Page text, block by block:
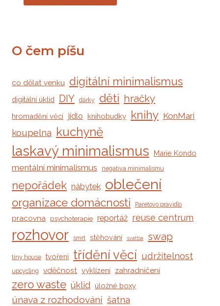
O čem píšu
co dělat venku digitální minimalismus
digitální úklid DIY dárky děti hračky
hromadění věcí jídlo knihobudky knihy KonMari
koupelna kuchyně
laskavý minimalismus Marie Kondo
mentální minimalismus negativa minimalismu
nepořádek nábytek oblečení
organizace domácnosti Paretovo pravidlo
pracovna psychoterapie reportáž reuse centrum
rozhovor smrt stěhování svatba swap
tiny house tvoření třídění věcí udržitelnost
upcycling vděčnost vyklízení zahradničení
zero waste úklid úložné boxy
únava z rozhodování šatna